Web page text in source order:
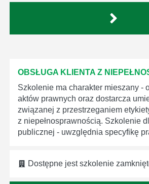
OBSŁUGA KLIENTA Z
Szkolenie ma charakter mieszany -
aktów prawnych oraz dostarcza
związanej z przestrzeganiem
z niepełnosprawnością. Szkolenie
publicznej - uwzględnia specyfikę
Dostępne jest szkolenie